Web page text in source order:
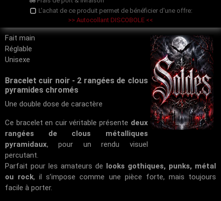
L'achat de ce produit permet de bénéficier d'une offre:
>> Autocollant DISCOBOLE <<
Fait main
Réglable
Unisexe
Bracelet cuir noir - 2 rangées de clous
pyramides chromés
Une double dose de caractère
Ce bracelet en cuir véritable présente deux
rangées de clous métalliques
pyramidaux, pour un rendu visuel
percutant.
Parfait pour les amateurs de looks gothiques, punks, métal
ou rock, il s’impose comme une pièce forte, mais toujours
facile à porter.